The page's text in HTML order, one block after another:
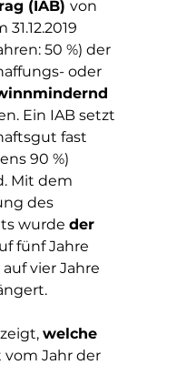
(IAB) von
50 %) der
oder
Ein IAB setzt
fast
90 %)
Mit dem
des
wurde der
fünf Jahre
vier Jahre
welche
Jahr der